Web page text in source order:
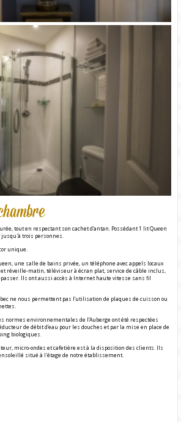
tout en respectant son cachet d’antan. Possédant 1 lit Queen
trois personnes.
unique.
une salle de bains privée, un téléphone avec appels locaux
matin, téléviseur à écran plat, service de câble inclus,
Ils ont aussi accès à Internet haute vitesse sans fil
ne nous permettent pas l’utilisation de plaques de cuisson ou
normes environnementales de l’Auberge ont été respectées
de débit d’eau pour les douches et par la mise en place de
biologiques.
micro-ondes et cafetière est à la disposition des clients. Ils
situé à l'étage de notre établissement.